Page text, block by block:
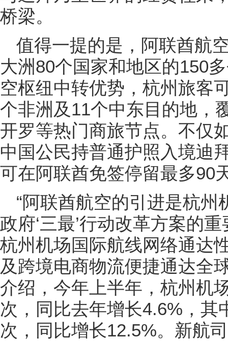
桥梁。
值得一提的是，阿联酋航
大洲80个国家和地区的150
空枢纽中转优势，杭州旅客
个非洲及11个中东目的地，
开罗等热门商旅节点。不仅
中国公民持普通护照入境迪
可在阿联酋免签停留最多90
“阿联酋航空的引进是杭
政府‘三最’行动改革方案的
杭州机场国际航线网络通达
及跨境电商物流便捷通达全
介绍，今年上半年，杭州机
次，同比去年增长4.6%，其
次，同比增长12.5%。新航